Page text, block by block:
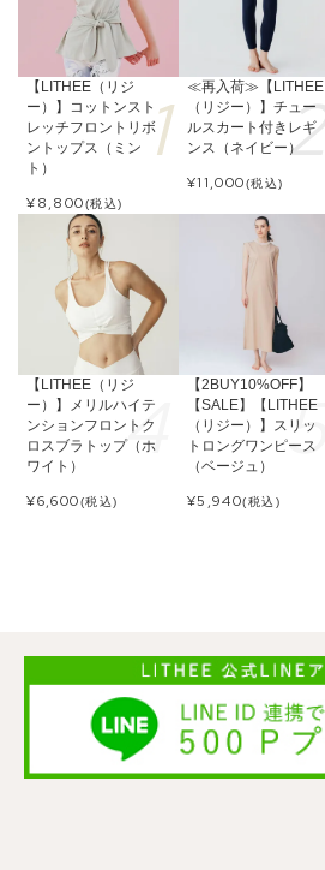
【LITHEE（リジ
ー）】コットンスト
レッチフロントリボ
ントップス（ミン
ト）
¥8,800(税込)
≪再入荷≫【LITHEE
（リジー）】チュー
ルスカート付きレギ
ンス（ネイビー）
¥11,000(税込)
【LITHEE（リジ
ー）】メリルハイテ
ンションフロントク
ロスブラトップ（ホ
ワイト）
¥6,600(税込)
【2BUY10%OFF】
【SALE】【LITHEE
（リジー）】スリッ
トロングワンピース
（ベージュ）
¥5,940(税込)